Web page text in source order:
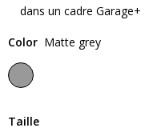
dans un cadre
Color Matte grey
Taille